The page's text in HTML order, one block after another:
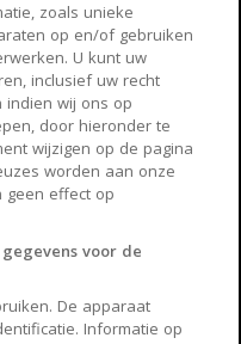
zoals unieke
op en/of gebruiken
U kunt uw
inclusief uw recht
indien wij ons op
door hieronder te
wijzigen op de pagina
worden aan onze
geen effect op
voor de
De apparaat
Informatie op